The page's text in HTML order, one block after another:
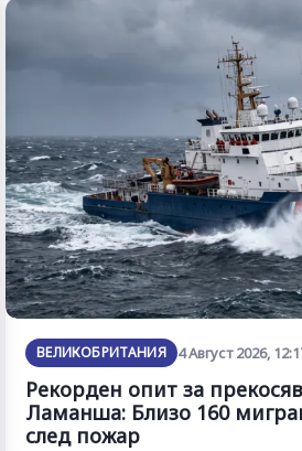
ВЕЛИКОБРИТАНИЯ 4 Август 2026,
Рекорден опит за
Ламанша: Близо 160
след пожар